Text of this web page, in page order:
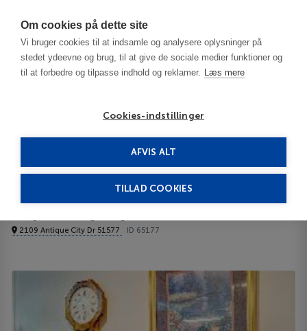
Om cookies på dette site
Vi bruger cookies til at indsamle og analysere oplysninger på
stedet ydeevne og brug, til at give de sociale medier funktioner og
til at forbedre og tilpasse indhold og reklamer. Læs mere
Cookies-indstillinger
AFVIS ALT
TILLAD COOKIES
Council Bluffs - IA
Super 8 by Wyndham Walnut 2**
2109 Antique City Dr 51577 ID 65177